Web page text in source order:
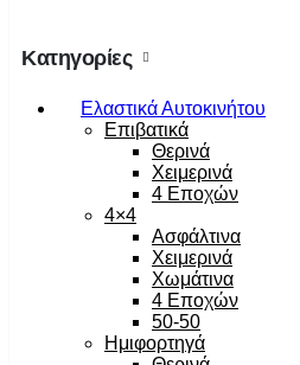
Κατηγορίες
Ελαστικά Αυτοκινήτου
Επιβατικά
Θερινά
Χειμερινά
4 Εποχών
4×4
Ασφάλτινα
Χειμερινά
Χωμάτινα
4 Εποχών
50-50
Ημιφορτηγά